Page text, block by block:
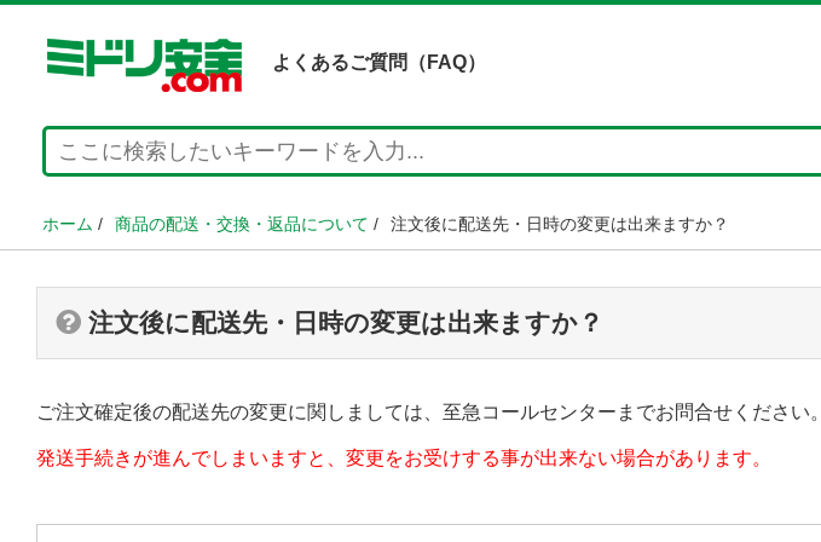
よくあるご質問（FAQ）
ホーム / 商品の配送・交換・返品について / 注文後に配送先・日時の変更は出来ますか？
注文後に配送先・日時の変更は出来ますか？
ご注文確定後の配送先の変更に関しましては、至急コールセンターまでお問合せください。
発送手続きが進んでしまいますと、変更をお受けする事が出来ない場合があります。